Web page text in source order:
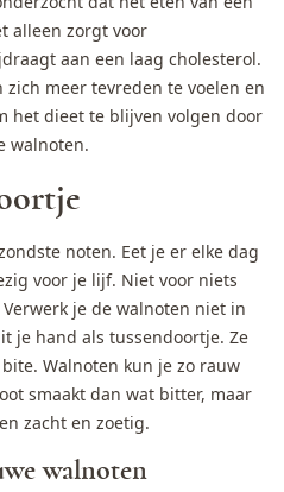
alleen zorgt voor
aan een laag cholesterol.
meer tevreden te voelen en
het dieet te blijven volgen door
walnoten.
noten. Eet je er elke dag
voor je lijf. Niet voor niets
je de walnoten niet in
je hand als tussendoortje. Ze
Walnoten kun je zo rauw
smaakt dan wat bitter, maar
zacht en zoetig.
walnoten